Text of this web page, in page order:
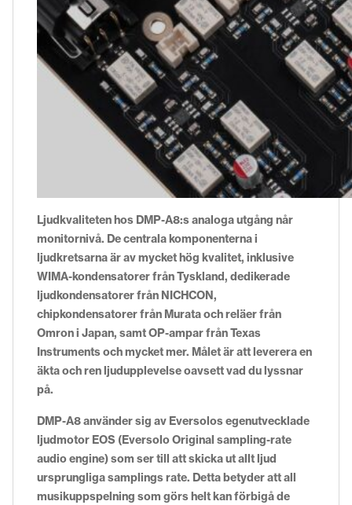
Ljudkvaliteten hos DMP-A8:s analoga utgång når
monitornivå. De centrala komponenterna i
ljudkretsarna är av mycket hög kvalitet, inklusive
WIMA-kondensatorer från Tyskland, dedikerade
ljudkondensatorer från NICHCON,
chipkondensatorer från Murata och reläer från
Omron i Japan, samt OP-ampar från Texas
Instruments och mycket mer. Målet är att leverera en
äkta och ren ljudupplevelse oavsett vad du lyssnar
på.
DMP-A8 använder sig av Eversolos egenutvecklade
ljudmotor EOS (Eversolo Original sampling-rate
audio engine) som ser till att skicka ut allt ljud
ursprungliga samplings rate. Detta betyder att all
musikuppspelning som görs helt kan förbigå de